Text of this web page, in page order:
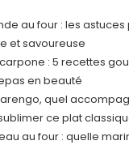
au four : les astuces
et savoureuse
: 5 recettes
en beauté
quel
ce plat
au four : quelle